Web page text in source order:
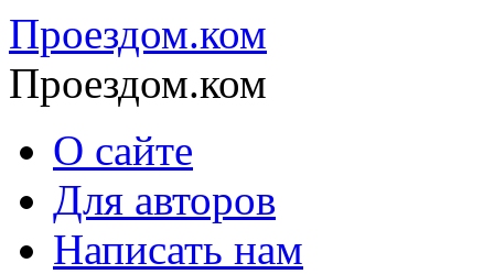
Проездом.ком
Проездом.ком
О сайте
Для авторов
Написать нам